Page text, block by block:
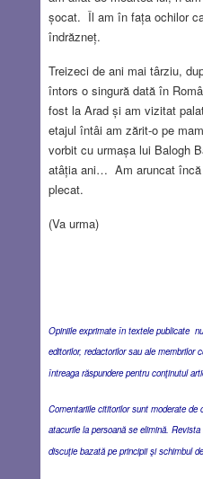
șocat. Îl am în fața ochilor
îndrăzneț.
Treizeci de ani mai târziu,
întors o singură dată în
fost la Arad și am vizitat
etajul întâi am zărit-o pe
vorbit cu urmașa lui Balogh
atâția ani… Am aruncat
plecat.
(Va urma)
Opiniile exprimate în textele publicate
editorilor, redactorilor sau ale membrilor
întreaga răspundere pentru conţinutul
Comentariile cititorilor sunt moderate de
atacurile la persoană se elimină.
discuţie bazată pe principii şi schimbul